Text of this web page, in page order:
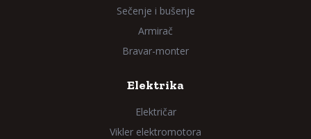
Sečenje i bušenje
Armirač
Bravar-monter
Elektrika
Električar
Vikler elektromotora